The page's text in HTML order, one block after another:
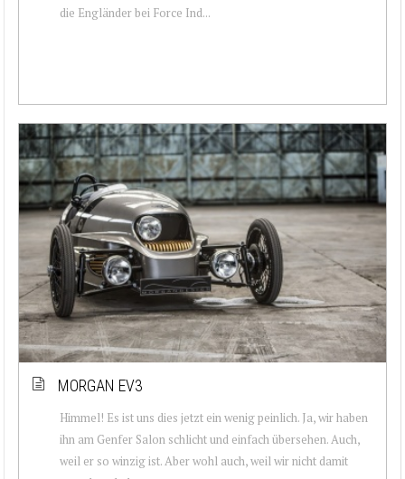
die Engländer bei Force Ind...
MORGAN EV3
Himmel! Es ist uns dies jetzt ein wenig peinlich. Ja, wir haben
ihn am Genfer Salon schlicht und einfach übersehen. Auch,
weil er so winzig ist. Aber wohl auch, weil wir nicht damit